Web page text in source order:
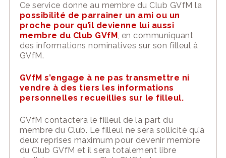
Ce service donne au membre du Club GVfM la
possibilité de parrainer un ami ou un
proche pour qu’il devienne lui aussi
membre du Club GVfM, en communiquant
des informations nominatives sur son filleul à
GVfM.
GVfM s’engage à ne pas transmettre ni
vendre à des tiers les informations
personnelles recueillies sur le filleul.
GVfM contactera le filleul de la part du
membre du Club. Le filleul ne sera sollicité qu’à
deux reprises maximum pour devenir membre
du Club GVfM et il sera totalement libre